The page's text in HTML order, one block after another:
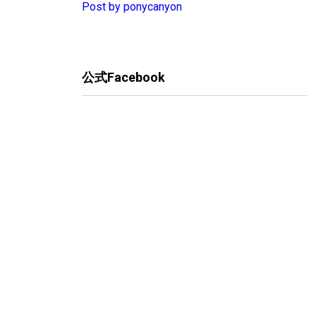
Post by ponycanyon
公式Facebook